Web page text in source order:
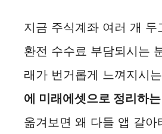
지금 주식계좌 여러 개 두
환전 수수료 부담되시는
래가 번거롭게 느껴지시
에 미래에셋으로 정리하
옮겨보면 왜 다들 앱 갈아